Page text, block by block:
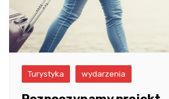
Turystyka wydarzenia